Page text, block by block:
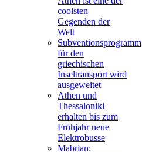
coolsten
Gegenden der
Welt
Subventionsprogramm
für den
griechischen
Inseltransport wird
ausgeweitet
Athen und
Thessaloniki
erhalten bis zum
Frühjahr neue
Elektrobusse
Mabrian: